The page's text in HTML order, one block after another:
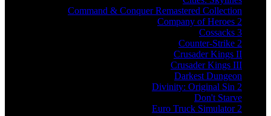
Command & Conquer Remastered Collection
Company of Heroes 2
Cossacks 3
Counter-Strike 2
Crusader Kings II
Crusader Kings III
Darkest Dungeon
Divinity: Original Sin 2
Don't Starve
Euro Truck Simulator 2